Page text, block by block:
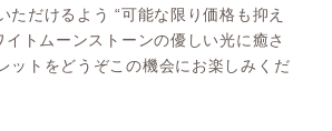
ただけるよう “可能な限り価格も抑え
イトムーンストーンの優しい光に癒さ
ットをどうぞこの機会にお楽しみくだ